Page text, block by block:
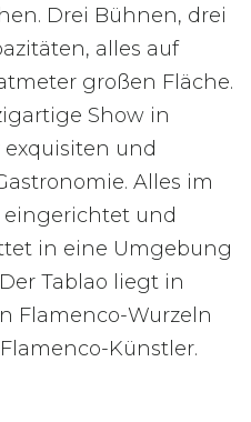
Drei Bühnen, drei
alles auf
großen Fläche.
Show in
und
Alles im
eingerichtet und
in eine Umgebung
Tablao liegt in
Flamenco-Wurzeln
Künstler.